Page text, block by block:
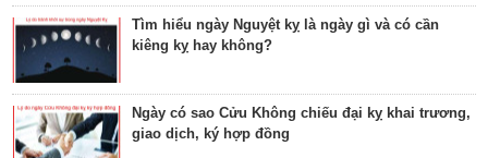
Bật mí ngày có Sao Tỉnh chiếu là ngày tốt hay
Giải mã ngày có Sao Sâm chiếu là ngày tốt hay
Tìm hiểu ngày Nguyệt kỵ là ngày gì và có cần
kiêng kỵ hay không?
Ngày có sao Cửu Không chiếu đại kỵ khai trương,
giao dịch, ký hợp đồng